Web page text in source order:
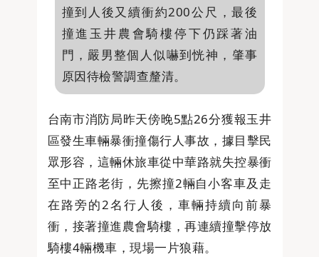
撞到人後又續衝約200公尺，最後
撞進玉井農會騎樓停下仍踩著油
門，嚴男整個人似嚇到恍神，肇事
原因待檢警調查釐清。
台南市消防局昨天傍晚5點26分獲報玉井
區發生車輛暴衝撞傷行人事故，據目擊民
眾形容，這輛休旅車從中華路就失控暴衝
至中正路老街，先擦撞2輛自小客車及走
在路旁的2名行人後，車輛持續向前暴
衝，接著撞進農會騎樓，再連續撞擊停放
騎樓4輛機車，現場一片狼藉。